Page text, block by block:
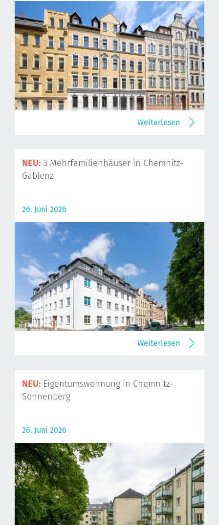
Weiterlesen
NEU: 3 Mehrfamilienhäuser in Chemnitz-
Gablenz
26. Juni 2026
Weiterlesen
NEU: Eigentumswohnung in Chemnitz-
Sonnenberg
26. Juni 2026